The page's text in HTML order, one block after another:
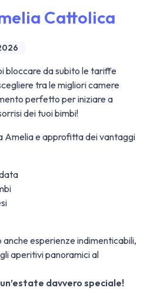
Cattolica
bloccare da subito le tariffe
tra le migliori camere
perfetto per iniziare a
dei tuoi bimbi!
Amelia e approfitta dei vantaggi
esperienze indimenticabili,
aperitivi panoramici al
davvero speciale!